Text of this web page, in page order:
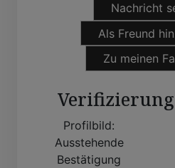
Nachricht
Als Freund
Zu meinen
Profilbild:
Ausstehende
Bestätigung